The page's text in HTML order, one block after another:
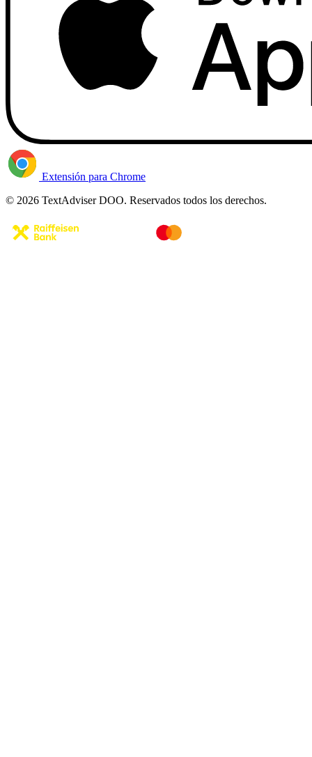
Extensión para Chrome
© 2026 TextAdviser DOO. Reservados todos los derechos.